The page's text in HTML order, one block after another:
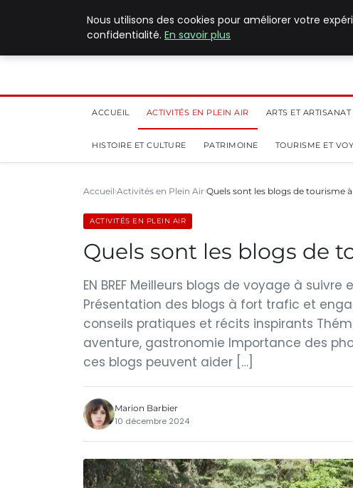
ACCUEIL ACTIVITÉS EN PLEIN AIR ARTS ET ARTISANAT
HISTOIRE ET CULTURE PATRIMOINE TOURISME ET
Accueil Activités en Plein Air Quels sont les blogs de tourisme
ACTIVITÉS EN PLEIN AIR
Quels sont les blogs de
EN BREF Meilleurs blogs de voyage à
Présentation des blogs à fort trafic et
conseils pratiques et récits inspirants
aventure, gastronomie Importance des
ces blogs peuvent aider […]
Marion Barbier
10 décembre 2024
Nous utilisons des cookies pour améliorer votre
confidentialité. En savoir plus